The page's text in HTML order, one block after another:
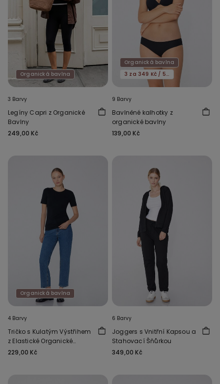
Organická bavlna
3 Barvy
Legíny Capri z Organické
Bavlny
249,00 Kč
Organická bavlna
3 za 349 Kč / 5 za 549 Kč
9 Barvy
Bavlněné kalhotky z
organické bavlny
139,00 Kč
Organická bavlna
4 Barvy
Tričko s Kulatým Výstřihem
z Elastické Organické
Bavlny
229,00 Kč
6 Barvy
Joggers s Vnitřní Kapsou a
Stahovací Šňůrkou
349,00 Kč